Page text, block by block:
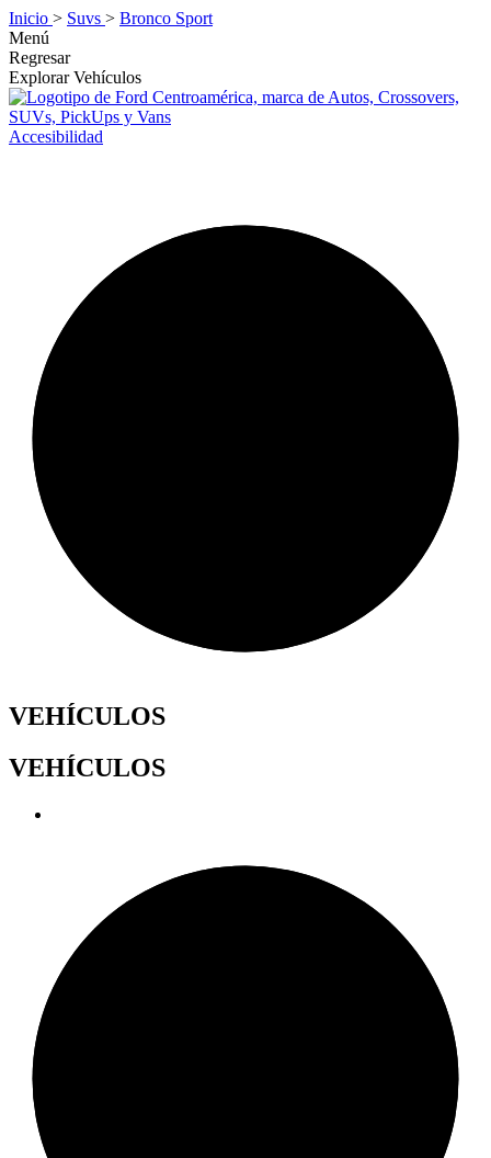
Inicio > Suvs > Bronco Sport
Menú
Regresar
Explorar Vehículos
Accesibilidad
VEHÍCULOS
VEHÍCULOS